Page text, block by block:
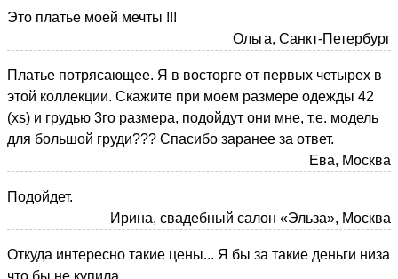
Это платье моей мечты !!!
Ольга, Санкт-Петербург
Платье потрясающее. Я в восторге от первых четырех в
этой коллекции. Скажите при моем размере одежды 42
(xs) и грудью 3го размера, подойдут они мне, т.е. модель
для большой груди??? Спасибо заранее за ответ.
Ева, Москва
Подойдет.
Ирина, свадебный салон «Эльза», Москва
Откуда интересно такие цены... Я бы за такие деньги низа
что бы не купила.